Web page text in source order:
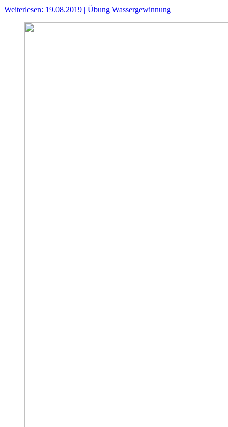
Weiterlesen: 19.08.2019 | Übung Wassergewinnung